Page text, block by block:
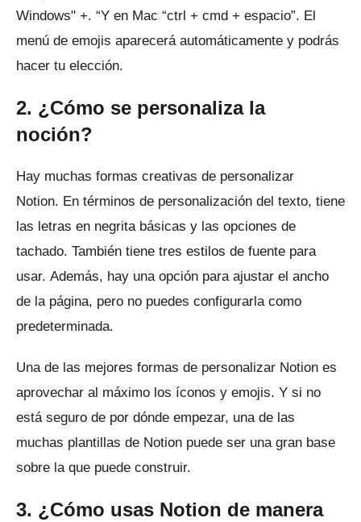
Windows" +. “Y en Mac “ctrl + cmd + espacio”. El
menú de emojis aparecerá automáticamente y podrás
hacer tu elección.
2. ¿Cómo se personaliza la
noción?
Hay muchas formas creativas de personalizar
Notion. En términos de personalización del texto, tiene
las letras en negrita básicas y las opciones de
tachado. También tiene tres estilos de fuente para
usar. Además, hay una opción para ajustar el ancho
de la página, pero no puedes configurarla como
predeterminada.
Una de las mejores formas de personalizar Notion es
aprovechar al máximo los íconos y emojis. Y si no
está seguro de por dónde empezar, una de las
muchas plantillas de Notion puede ser una gran base
sobre la que puede construir.
3. ¿Cómo usas Notion de manera